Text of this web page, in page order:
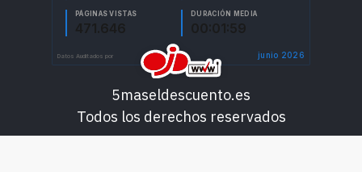
5maseldescuento.es
Todos los derechos reservados